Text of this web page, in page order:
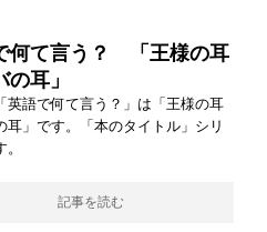
何て言う？ 「王様の耳
の耳」
英語で何て言う？」は「王様の耳
耳」です。「本のタイトル」シリ
記事を読む